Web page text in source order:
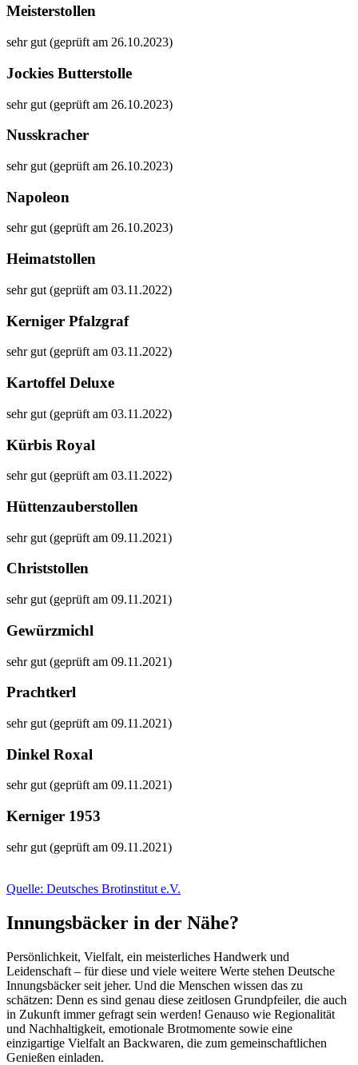
Meisterstollen
sehr gut (geprüft am 26.10.2023)
Jockies Butterstolle
sehr gut (geprüft am 26.10.2023)
Nusskracher
sehr gut (geprüft am 26.10.2023)
Napoleon
sehr gut (geprüft am 26.10.2023)
Heimatstollen
sehr gut (geprüft am 03.11.2022)
Kerniger Pfalzgraf
sehr gut (geprüft am 03.11.2022)
Kartoffel Deluxe
sehr gut (geprüft am 03.11.2022)
Kürbis Royal
sehr gut (geprüft am 03.11.2022)
Hüttenzauberstollen
sehr gut (geprüft am 09.11.2021)
Christstollen
sehr gut (geprüft am 09.11.2021)
Gewürzmichl
sehr gut (geprüft am 09.11.2021)
Prachtkerl
sehr gut (geprüft am 09.11.2021)
Dinkel Roxal
sehr gut (geprüft am 09.11.2021)
Kerniger 1953
sehr gut (geprüft am 09.11.2021)
Quelle: Deutsches Brotinstitut e.V.
Innungsbäcker in der Nähe?
Persönlichkeit, Vielfalt, ein meisterliches Handwerk und
Leidenschaft – für diese und viele weitere Werte stehen Deutsche
Innungsbäcker seit jeher. Und die Menschen wissen das zu
schätzen: Denn es sind genau diese zeitlosen Grundpfeiler, die auch
in Zukunft immer gefragt sein werden! Genauso wie Regionalität
und Nachhaltigkeit, emotionale Brotmomente sowie eine
einzigartige Vielfalt an Backwaren, die zum gemeinschaftlichen
Genießen einladen.